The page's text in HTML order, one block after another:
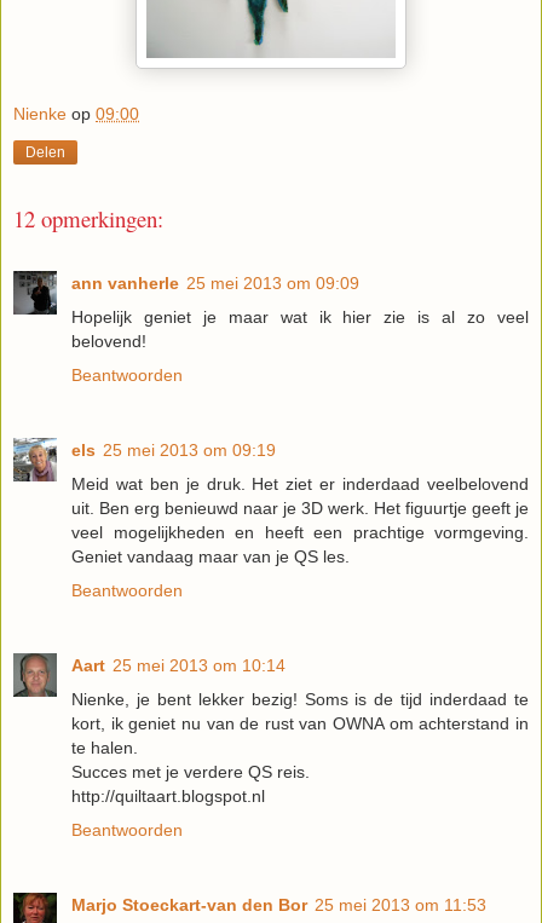
Nienke op 09:00
Delen
12 opmerkingen:
ann vanherle 25 mei 2013 om 09:09
Hopelijk geniet je maar wat ik hier zie is al zo veel
belovend!
Beantwoorden
els 25 mei 2013 om 09:19
Meid wat ben je druk. Het ziet er inderdaad veelbelovend
uit. Ben erg benieuwd naar je 3D werk. Het figuurtje geeft je
veel mogelijkheden en heeft een prachtige vormgeving.
Geniet vandaag maar van je QS les.
Beantwoorden
Aart 25 mei 2013 om 10:14
Nienke, je bent lekker bezig! Soms is de tijd inderdaad te
kort, ik geniet nu van de rust van OWNA om achterstand in
te halen.
Succes met je verdere QS reis.
http://quiltaart.blogspot.nl
Beantwoorden
Marjo Stoeckart-van den Bor 25 mei 2013 om 11:53